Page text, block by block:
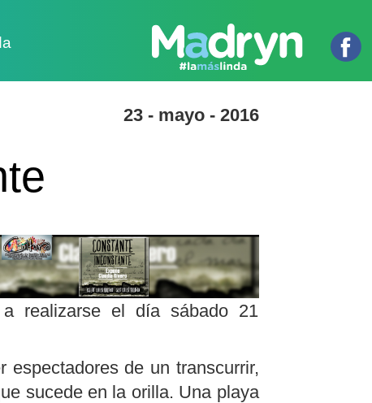
23 - mayo - 2016
a realizarse el día sábado 21
espectadores de un transcurrir,
sucede en la orilla. Una playa